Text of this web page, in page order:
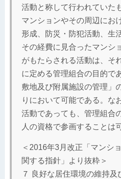
活動と称して行われていた
マンションやその周辺にお
形成、防災・防犯活動、生
その経費に見合ったマンシ
がもたらされる活動は、そ
に定める管理組合の目的で
敷地及び附属施設の管理」
りにおいて可能である。な
活動であっても、管理組合
人の資格で参画することは
＜2016年3月改正「マンシ
関する指針」より抜粋＞
７ 良好な居住環境の維持及